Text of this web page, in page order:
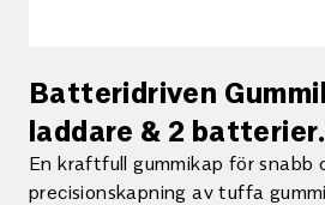
Batteridriven
laddare & 2 batterier.
En kraftfull gummikap för snabb
precisionskapning av tuffa